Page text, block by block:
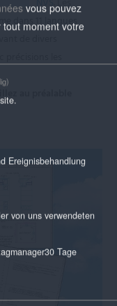
dans 11 langues
de divers
au préalable
vous pouvez
moment votre
Ereignisbehandlung
von uns verwendeten
30 Tage